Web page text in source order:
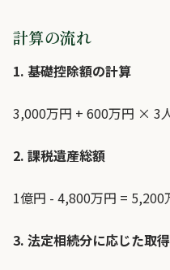
計算の流れ
1. 基礎控除額の計算
3,000万円 + 600万円 × 3
2. 課税遺産総額
1億円 - 4,800万円 = 5,200
3. 法定相続分に応じた取